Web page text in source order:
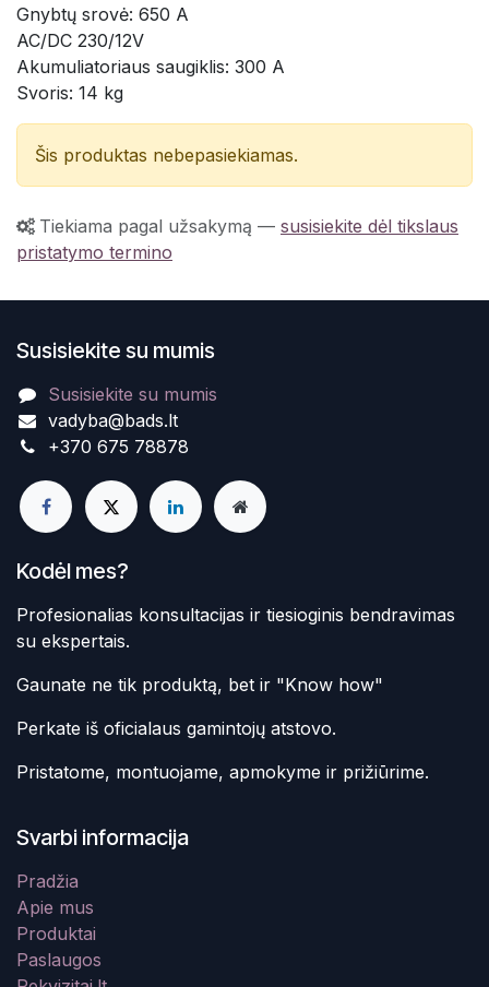
Gnybtų srovė: 650 A
AC/DC 230/12V
Akumuliatoriaus saugiklis: 300 A
Svoris: 14 kg
Šis produktas nebepasiekiamas.
Tiekiama pagal užsakymą — susisiekite dėl tikslaus
pristatymo termino
Susisiekite su mumis
Susisiekite su mumis
vadyba@bads.lt
+370 675 78878
Kodėl mes?
Profesionalias konsultacijas ir tiesioginis bendravimas
su ekspertais.
Gaunate ne tik produktą, bet ir "Know how"
Perkate iš oficialaus gamintojų atstovo.
Pristatome, montuojame, apmokyme ir prižiūrime.
Svarbi informacija
Pradžia
Apie mus
Produktai
Paslaugos